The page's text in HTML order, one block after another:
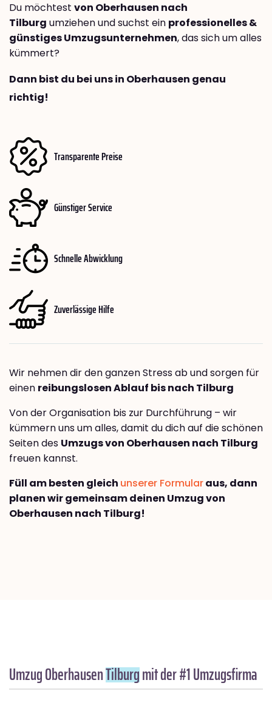
Du möchtest von Oberhausen nach
Tilburg umziehen und suchst ein professionelles &
günstiges Umzugsunternehmen, das sich um alles
kümmert?
Dann bist du bei uns in Oberhausen genau
richtig!
Transparente Preise
Günstiger Service
Schnelle Abwicklung
Zuverlässige Hilfe
Wir nehmen dir den ganzen Stress ab und sorgen für
einen reibungslosen Ablauf bis nach Tilburg
Von der Organisation bis zur Durchführung – wir
kümmern uns um alles, damit du dich auf die schönen
Seiten des Umzugs von Oberhausen nach Tilburg
freuen kannst.
Füll am besten gleich unserer Formularaus, dann
planen wir gemeinsam deinen Umzug von
Oberhausen nach Tilburg!
Umzug OberhausenTilburgmit der #1 Umzugsfirma